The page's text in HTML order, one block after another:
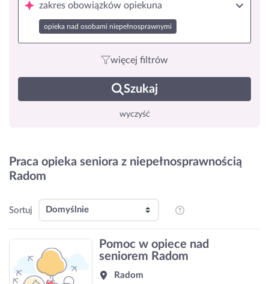
zakres obowiązków opiekuna
opieka nad osobami niepełnosprawnymi
więcej filtrów
Szukaj
wyczyść
Praca opieka seniora z niepełnosprawnością
Radom
Sortuj
Pomoc w opiece nad
seniorem Radom
Radom